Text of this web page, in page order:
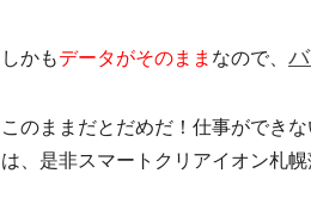
しかもデータがそのまま なので、
このままだとだめだ！仕事ができ
は、是非スマートクリアイオン札